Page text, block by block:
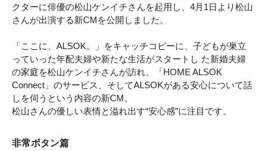
クターに俳優の松山ケンイチさんを起用し、4月1日より松山
さんが出演する新CMを公開しました。
「ここに、ALSOK。」をキャッチコピーに、子どもが巣立
っていった年配夫婦や新たな生活がスタートし た新婚夫婦
の家庭を松山ケンイチさんが訪れ、「HOME ALSOK
Connect」のサービス、そしてALSOKがある安心について話
しを伺うという内容の新CM。
松山さんの優しい表情と溢れ出す“安心感”に注目です。
非常ボタン篇